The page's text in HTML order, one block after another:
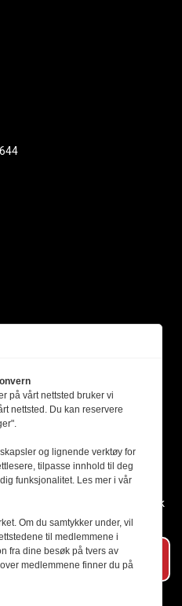
plakaten og presseetikken slik
på vårt nettsted bruker vi
nettsted. Du kan reservere
og lignende verktøy for
tilpasse innhold til deg
funksjonalitet. Les mer i vår
Om du samtykker under, vil
til medlemmene i
fra dine besøk på tvers av
medlemmene finner du på